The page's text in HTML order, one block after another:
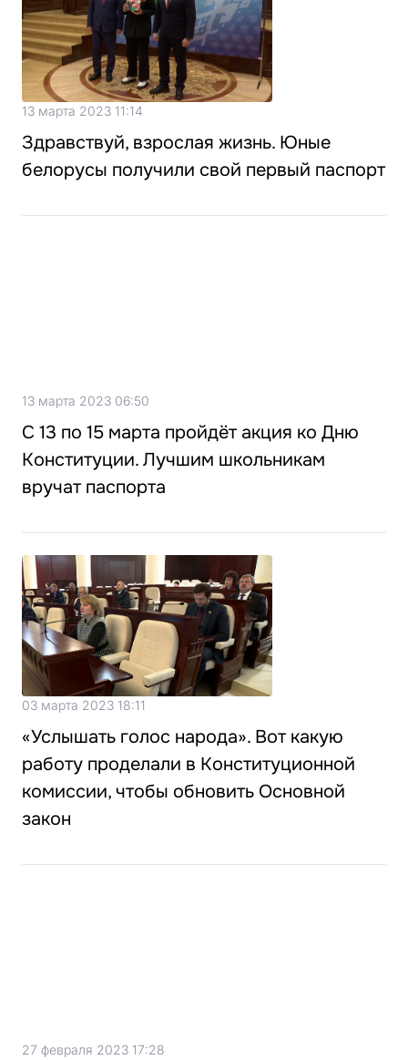
13 марта 2023 11:14
Здравствуй, взрослая жизнь. Юные
белорусы получили свой первый паспорт
13 марта 2023 06:50
С 13 по 15 марта пройдёт акция ко Дню
Конституции. Лучшим школьникам
вручат паспорта
03 марта 2023 18:11
«Услышать голос народа». Вот какую
работу проделали в Конституционной
комиссии, чтобы обновить Основной
закон
27 февраля 2023 17:28